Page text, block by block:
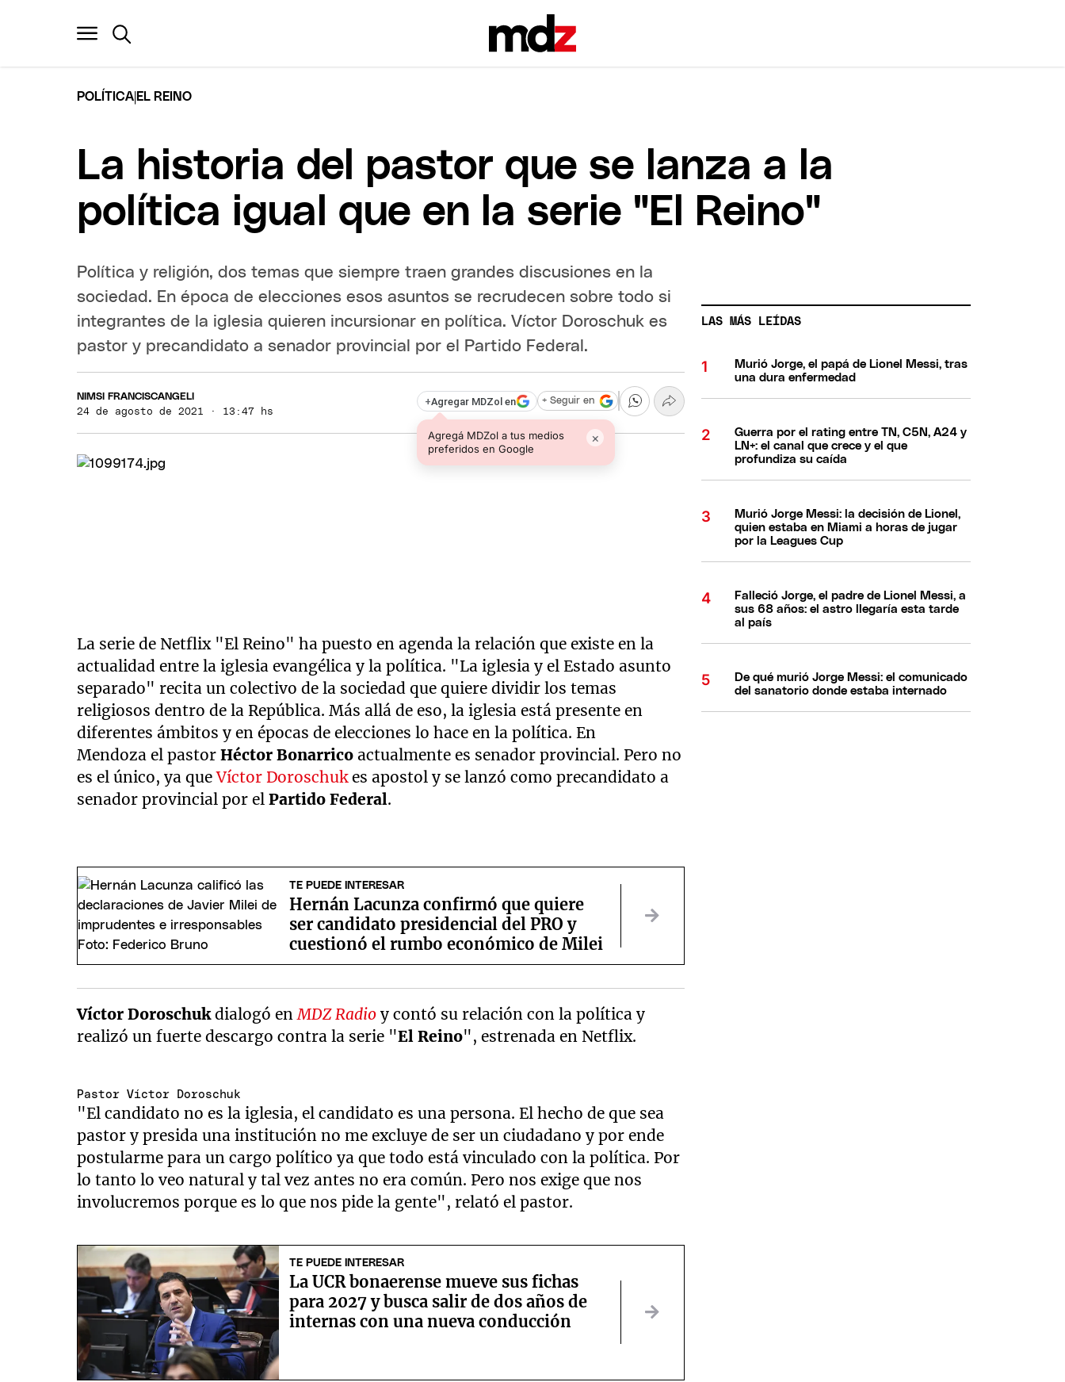
POLÍTICA EL REINO
La historia del pastor que se lanza a la
política igual que en la serie "El Reino"
Política y religión, dos temas que siempre traen grandes discusiones en la
sociedad. En época de elecciones esos asuntos se recrudecen sobre todo si
integrantes de la iglesia quieren incursionar en política. Víctor Doroschuk es
pastor y precandidato a senador provincial por el Partido Federal.
NIMSI FRANCISCANGELI
24 de agosto de 2021 · 13:47 hs
+Agregar MDZol en
Agregá MDZol a tus medios
preferidos en Google
×
+ Seguir en
La serie de Netflix "El Reino" ha puesto en agenda la relación que existe en la
actualidad entre la iglesia evangélica y la política. "La iglesia y el Estado asunto
separado" recita un colectivo de la sociedad que quiere dividir los temas
religiosos dentro de la República. Más allá de eso, la iglesia está presente en
diferentes ámbitos y en épocas de elecciones lo hace en la política. En
Mendoza el pastorHéctor Bonarricoactualmente es senador provincial. Pero no
es el único, ya queVíctor Doroschukes apostol y se lanzó como precandidato a
senador provincial por elPartido Federal.
TE PUEDE INTERESAR
Hernán Lacunza confirmó que quiere
ser candidato presidencial del PRO y
cuestionó el rumbo económico de Milei
Víctor Doroschukdialogó enMDZ Radio y contó su relación con la política y
realizó un fuerte descargo contra la serie "El Reino", estrenada en Netflix.
Pastor Víctor Doroschuk
"El candidato no es la iglesia, el candidato es una persona. El hecho de que sea
pastor y presida una institución no me excluye de ser un ciudadano y por ende
postularme para un cargo político ya que todo está vinculado con la política. Por
lo tanto lo veo natural y tal vez antes no era común. Pero nos exige que nos
involucremos porque es lo que nos pide la gente", relató el pastor.
TE PUEDE INTERESAR
La UCR bonaerense mueve sus fichas
para 2027 y busca salir de dos años de
internas con una nueva conducción
LAS MÁS LEÍDAS
Murió Jorge, el papá de Lionel Messi, tras
una dura enfermedad
Guerra por el rating entre TN, C5N, A24 y
LN+: el canal que crece y el que
profundiza su caída
Murió Jorge Messi: la decisión de Lionel,
quien estaba en Miami a horas de jugar
por la Leagues Cup
Falleció Jorge, el padre de Lionel Messi, a
sus 68 años: el astro llegaría esta tarde
al país
De qué murió Jorge Messi: el comunicado
del sanatorio donde estaba internado